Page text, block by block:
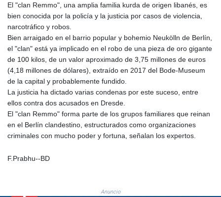
OMR 0.442445
PAB 1.152686
PGK 5.093937
PHP 70.183258
PKR 320.014324
PLN 4.299905
PYG 6853.914834
QAR 4.213648
RON 5.244583
RSD 117.338542
RUB 94.679224
RWF 1694.978938
SEK 10.961095
El "clan Remmo", una amplia familia kurda de origen libanés, es
bien conocida por la policía y la justicia por casos de violencia,
narcotráfico y robos.
Bien arraigado en el barrio popular y bohemio Neukölln de Berlín,
el "clan" está ya implicado en el robo de una pieza de oro gigante
de 100 kilos, de un valor aproximado de 3,75 millones de euros
(4,18 millones de dólares), extraído en 2017 del Bode-Museum
de la capital y probablemente fundido.
La justicia ha dictado varias condenas por este suceso, entre
ellos contra dos acusados en Dresde.
El "clan Remmo" forma parte de los grupos familiares que reinan
en el Berlín clandestino, estructurados como organizaciones
criminales con mucho poder y fortuna, señalan los expertos.
F.Prabhu--BD
Anuncio